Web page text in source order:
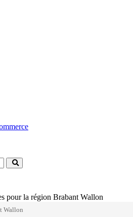
pour la région Brabant Wallon
Wallon